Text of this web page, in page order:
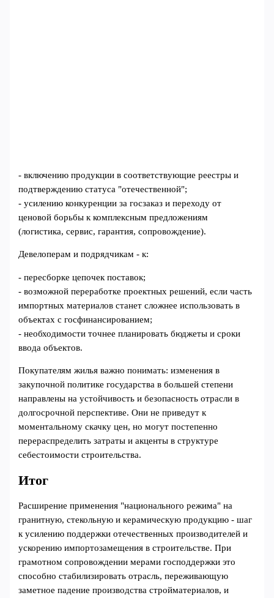
- включению продукции в соответствующие реестры и
подтверждению статуса "отечественной";
- усилению конкуренции за госзаказ и переходу от
ценовой борьбы к комплексным предложениям
(логистика, сервис, гарантия, сопровождение).
Девелоперам и подрядчикам - к:
- пересборке цепочек поставок;
- возможной переработке проектных решений, если часть
импортных материалов станет сложнее использовать в
объектах с госфинансированием;
- необходимости точнее планировать бюджеты и сроки
ввода объектов.
Покупателям жилья важно понимать: изменения в
закупочной политике государства в большей степени
направлены на устойчивость и безопасность отрасли в
долгосрочной перспективе. Они не приведут к
моментальному скачку цен, но могут постепенно
перераспределить затраты и акценты в структуре
себестоимости строительства.
Итог
Расширение применения "национального режима" на
гранитную, стекольную и керамическую продукцию - шаг
к усилению поддержки отечественных производителей и
ускорению импортозамещения в строительстве. При
грамотном сопровождении мерами господдержки это
способно стабилизировать отрасль, переживающую
заметное падение производства стройматериалов, и